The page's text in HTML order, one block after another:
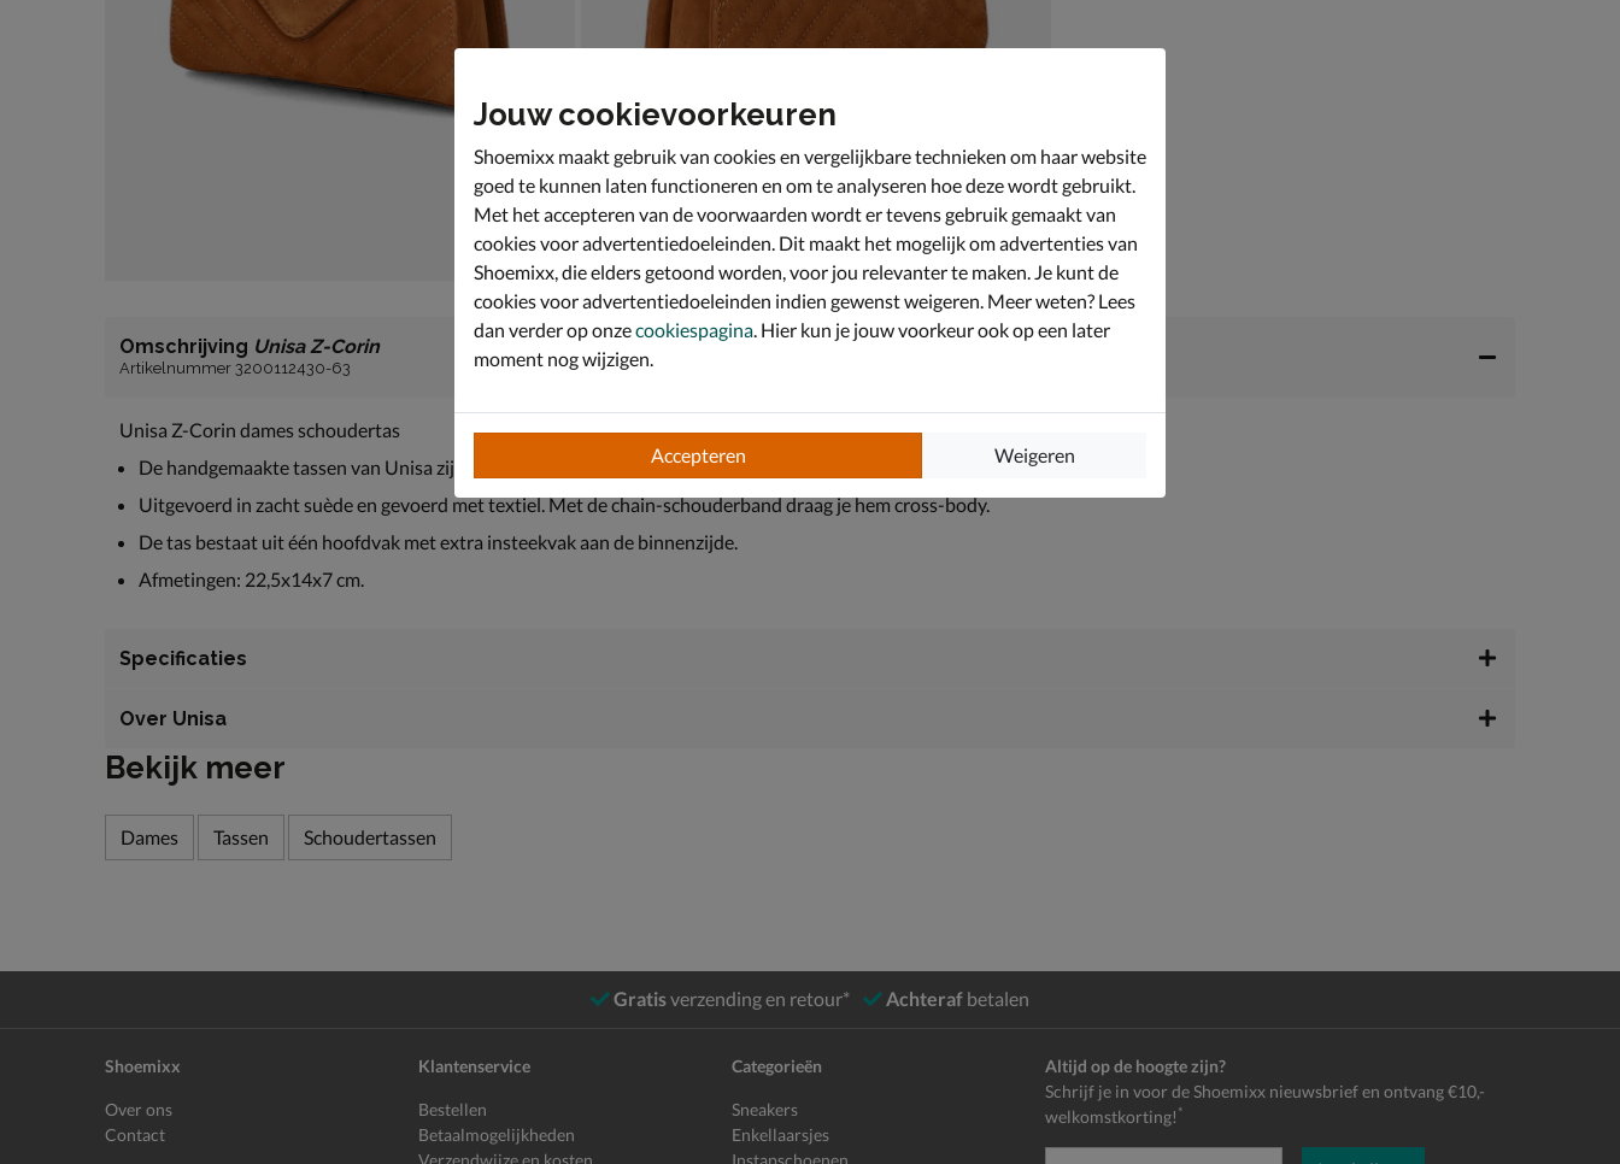
Omschrijving Unisa Z-Corin
Artikelnummer 3200112430-63
Unisa Z-Corin dames schoudertas
De handgemaakte tassen van Unisa zijn vervaardigd uit de beste materialen en hebben een stijlvolle look.
Uitgevoerd in zacht suède en gevoerd met textiel. Met de chain-schouderband draag je hem cross-body.
De tas bestaat uit één hoofdvak met extra insteekvak aan de binnenzijde.
Afmetingen: 22,5x14x7 cm.
Specificaties
Over Unisa
Bekijk meer
Dames Tassen Schoudertassen
Gratisverzending en retour* Achteraf betalen
Shoemixx
Over ons
Contact
Klantenservice
Bestellen
Betaalmogelijkheden
Verzendwijze en kosten
Categorieën
Sneakers
Enkellaarsjes
Instapschoenen
Altijd op de hoogte zijn?
Schrijf je in voor de Shoemixx nieuwsbrief en ontvang €10,-
welkomstkorting! *
Jouw cookievoorkeuren
Shoemixx maakt gebruik van cookies en vergelijkbare technieken om haar website
goed te kunnen laten functioneren en om te analyseren hoe deze wordt gebruikt.
Met het accepteren van de voorwaarden wordt er tevens gebruik gemaakt van
cookies voor advertentiedoeleinden. Dit maakt het mogelijk om advertenties van
Shoemixx, die elders getoond worden, voor jou relevanter te maken. Je kunt de
cookies voor advertentiedoeleinden indien gewenst weigeren. Meer weten? Lees
dan verder op onzecookiespagina. Hier kun je jouw voorkeur ook op een later
moment nog wijzigen.
Accepteren Weigeren